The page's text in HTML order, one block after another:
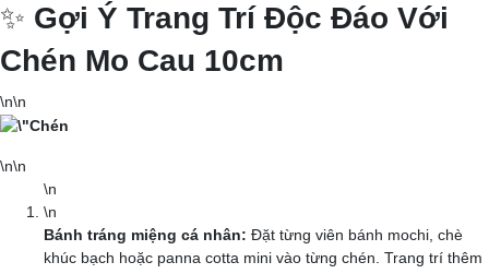
Email: haicn99@gmail.com
✨ Gợi Ý Trang Trí Độc Đáo Với
Chén Mo Cau 10cm
\n\n
\n\n
\n
\n
Bánh tráng miệng cá nhân: Đặt từng viên bánh mochi, chè
khúc bạch hoặc panna cotta mini vào từng chén. Trang trí thêm